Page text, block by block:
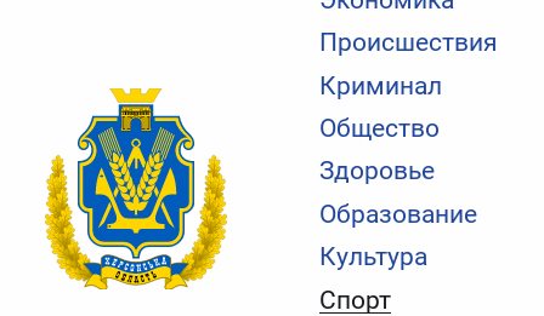
Происшествия
Криминал
Общество
Здоровье
Образование
Культура
Спорт